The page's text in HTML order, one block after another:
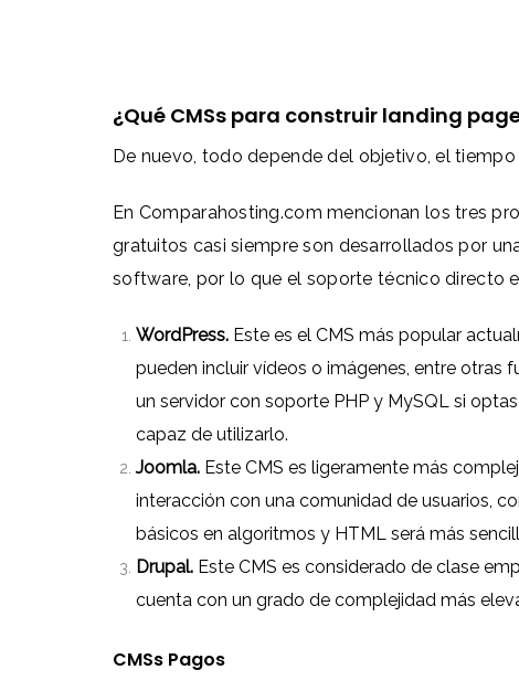
¿Qué CMSs para construir landing
De nuevo, todo depende del objetivo, el
En Comparahosting.com mencionan los tres
gratuitos casi siempre son desarrollados por
software, por lo que el soporte técnico directo
WordPress. Este es el CMS más popular
pueden incluir vídeos o imágenes, entre otras
un servidor con soporte PHP y MySQL si optas
capaz de utilizarlo.
Joomla. Este CMS es ligeramente más
interacción con una comunidad de usuarios,
básicos en algoritmos y HTML será más
Drupal. Este CMS es considerado de clase
cuenta con un grado de complejidad más
CMSs Pagos